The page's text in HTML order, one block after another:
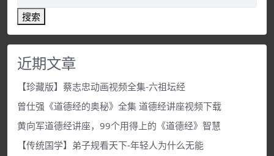
搜索
近期文章
【珍藏版】蔡志忠动画视频全集-六祖坛经
曾仕强《道德经的奥秘》全集 道德经讲座视频下载
黄向军道德经讲座，99个用得上的《道德经》智慧
【传统国学】弟子规看天下-年轻人为什么无能